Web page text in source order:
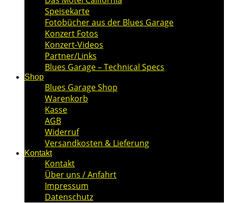
Speisekarte
Fotobücher aus der Blues Garage
Konzert Fotos
Konzert-Videos
Partner/Links
Blues Garage – Technical Specs
Shop
Blues Garage Shop
Warenkorb
Kasse
AGB
Widerruf
Versandkosten & Lieferung
Kontakt
Kontakt
Über uns / Anfahrt
Impressum
Datenschutz